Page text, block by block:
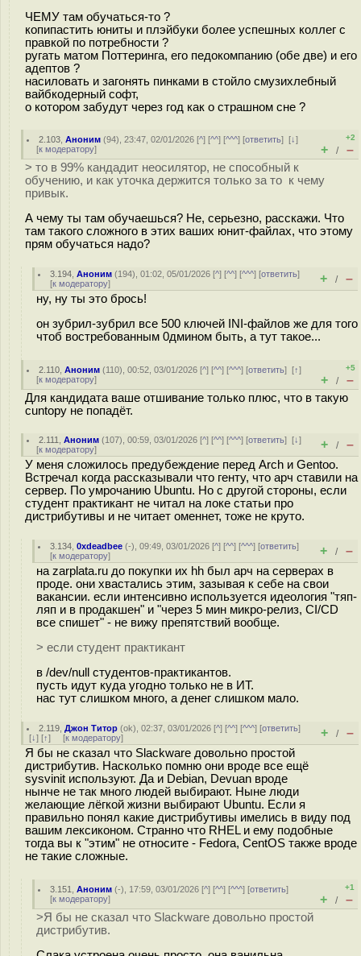
ЧЕМУ там обучаться-то ?
копипастить юниты и плэйбуки более успешных коллег с
правкой по потребности ?
ругать матом Поттеринга, его педокомпанию (обе две) и его
адептов ?
насиловать и загонять пинками в стойло смузихлебный
вайбкодерный софт,
о котором забудут через год как о страшном сне ?
2.103 ,Аноним (94), 23:47, 02/01/2026 [^] [^^] [^^^] [ответить][↓]
[к модератору]
+2
+ / –
> то в 99% кандадит неосилятор, не способный к
обучению, и как уточка держится только за то к чему
привык.
А чему ты там обучаешься? Не, серьезно, расскажи. Что
там такого сложного в этих ваших юнит-файлах, что этому
прям обучаться надо?
3.194 ,Аноним (194), 01:02, 05/01/2026 [^] [^^] [^^^] [ответить]
[к модератору] + / –
ну, ну ты это брось!
он зубрил-зубрил все 500 ключей INI-файлов же для того
чтоб востребованным 0дмином быть, а тут такое...
2.110 ,Аноним (110), 00:52, 03/01/2026 [^] [^^] [^^^] [ответить][↑]
[к модератору]
+5
+ / –
Для кандидата ваше отшивание только плюс, что в такую
cuntору не попадёт.
2.111 ,Аноним (107), 00:59, 03/01/2026 [^] [^^] [^^^] [ответить][↓]
[к модератору] + / –
У меня сложилось предубеждение перед Arch и Gentoo.
Встречал когда рассказывали что генту, что арч ставили на
сервер. По умрочанию Ubuntu. Но с другой стороны, если
студент практикант не читал на локе статьи про
дистрибутивы и не читает оменнет, тоже не круто.
3.134 ,0xdeadbee (-), 09:49, 03/01/2026 [^] [^^] [^^^] [ответить]
[к модератору] + / –
на zarplata.ru до покупки их hh был арч на серверах в
проде. они хвастались этим, зазывая к себе на свои
вакансии. если интенсивно используется идеология "тяп-
ляп и в продакшен" и "через 5 мин микро-релиз, CI/CD
все спишет" - не вижу препятствий вообще.
> если студент практикант
в /dev/null студентов-практикантов.
пусть идут куда угодно только не в ИТ.
нас тут слишком много, а денег слишком мало.
2.119 ,Джон Титор (ok), 02:37, 03/01/2026 [^] [^^] [^^^] [ответить]
[↓] [↑] [к модератору] + / –
Я бы не сказал что Slackware довольно простой
дистрибутив. Насколько помню они вроде все ещё
sysvinit используют. Да и Debian, Devuan вроде
нынче не так много людей выбирают. Ныне люди
желающие лёгкой жизни выбирают Ubuntu. Если я
правильно понял какие дистрибутивы имелись в виду под
вашим лексиконом. Странно что RHEL и ему подобные
тогда вы к "этим" не относите - Fedora, CentOS также вроде
не такие сложные.
3.151 ,Аноним (-), 17:59, 03/01/2026 [^] [^^] [^^^] [ответить]
[к модератору]
+1
+ / –
>Я бы не сказал что Slackware довольно простой
дистрибутив.